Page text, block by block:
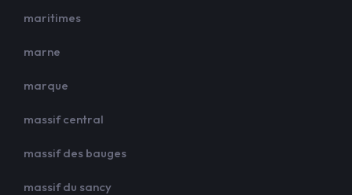
maritimes
marne
marque
massif central
massif des bauges
massif du sancy